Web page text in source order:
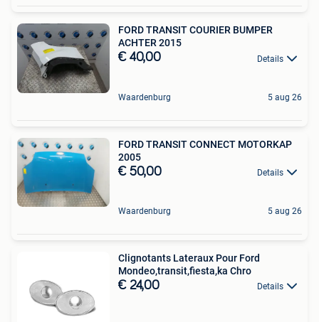
FORD TRANSIT COURIER BUMPER
ACHTER 2015
€ 40,00 Details
Waardenburg 5 aug 26
FORD TRANSIT CONNECT MOTORKAP
2005
€ 50,00 Details
Waardenburg 5 aug 26
Clignotants Lateraux Pour Ford
Mondeo,transit,fiesta,ka Chro
€ 24,00 Details